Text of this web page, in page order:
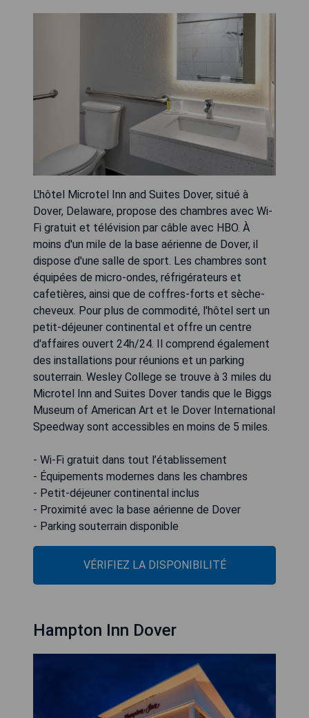
L'hôtel Microtel Inn and Suites Dover, situé à
Dover, Delaware, propose des chambres avec Wi-
Fi gratuit et télévision par câble avec HBO. À
moins d'un mile de la base aérienne de Dover, il
dispose d'une salle de sport. Les chambres sont
équipées de micro-ondes, réfrigérateurs et
cafetières, ainsi que de coffres-forts et sèche-
cheveux. Pour plus de commodité, l'hôtel sert un
petit-déjeuner continental et offre un centre
d'affaires ouvert 24h/24. Il comprend également
des installations pour réunions et un parking
souterrain. Wesley College se trouve à 3 miles du
Microtel Inn and Suites Dover tandis que le Biggs
Museum of American Art et le Dover International
Speedway sont accessibles en moins de 5 miles.
- Wi-Fi gratuit dans tout l’établissement
- Équipements modernes dans les chambres
- Petit-déjeuner continental inclus
- Proximité avec la base aérienne de Dover
- Parking souterrain disponible
VÉRIFIEZ LA DISPONIBILITÉ
Hampton Inn Dover